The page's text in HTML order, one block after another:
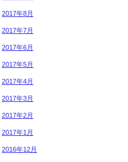
2017年8月
2017年7月
2017年6月
2017年5月
2017年4月
2017年3月
2017年2月
2017年1月
2016年12月